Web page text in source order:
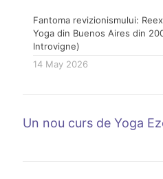
Fantoma revizionismului:
Yoga din Buenos Aires din
Introvigne)
14 May 2026
Un nou curs de Yoga